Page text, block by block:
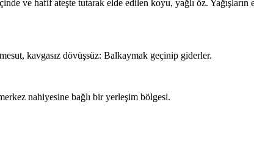
ve hafif ateşte tutarak elde edilen koyu, yağlı öz.
kavgasız dövüşsüz: Balkaymak geçinip giderler.
nahiyesine bağlı bir yerleşim bölgesi.